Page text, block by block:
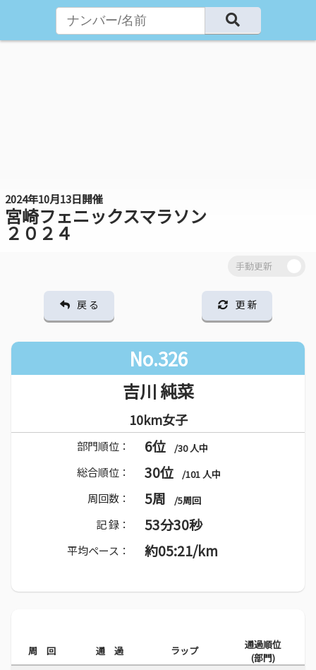
2024年10月13日開催
宮崎フェニックスマラソン
２０２４
戻 る 更 新
No.326
吉川 純菜
10km女子
部門順位： 6位 /30 人中
総合順位： 30位 /101 人中
周回数： 5周 /5周回
記 録： 53分30秒
平均ペース： 約05:21/km
周 回 通 過 ラップ
通過順位
(部門)